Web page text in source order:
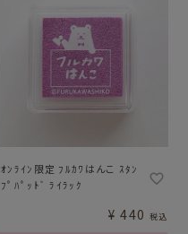
ｵﾝﾗｲﾝ限定 ﾌﾙｶﾜはんこ ｽﾀﾝ
ﾌﾟﾊﾟｯﾄﾞ ﾗｲﾗｯｸ
¥ 440 税込